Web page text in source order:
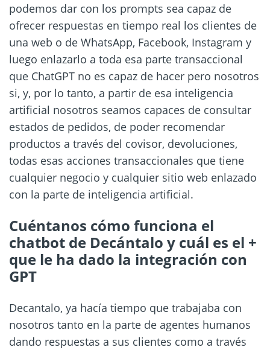
podemos dar con los prompts sea capaz de
ofrecer respuestas en tiempo real los clientes de
una web o de WhatsApp, Facebook, Instagram y
luego enlazarlo a toda esa parte transaccional
que ChatGPT no es capaz de hacer pero nosotros
si, y, por lo tanto, a partir de esa inteligencia
artificial nosotros seamos capaces de consultar
estados de pedidos, de poder recomendar
productos a través del covisor, devoluciones,
todas esas acciones transaccionales que tiene
cualquier negocio y cualquier sitio web enlazado
con la parte de inteligencia artificial.
Cuéntanos cómo funciona el
chatbot de Decántalo y cuál es el +
que le ha dado la integración con
GPT
Decantalo, ya hacía tiempo que trabajaba con
nosotros tanto en la parte de agentes humanos
dando respuestas a sus clientes como a través